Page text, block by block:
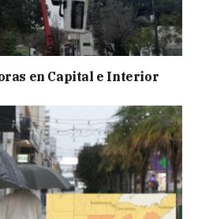
en Capital e Interior